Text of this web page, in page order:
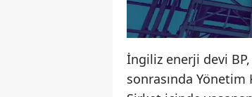
İngiliz enerji devi
sonrasında Yönetim